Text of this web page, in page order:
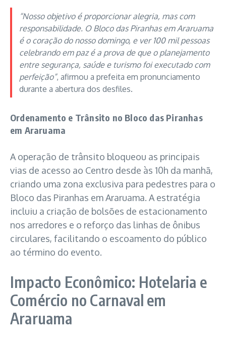
“Nosso objetivo é proporcionar alegria, mas com
responsabilidade. O Bloco das Piranhas em Araruama
é o coração do nosso domingo, e ver 100 mil pessoas
celebrando em paz é a prova de que o planejamento
entre segurança, saúde e turismo foi executado com
perfeição”, afirmou a prefeita em pronunciamento
durante a abertura dos desfiles.
Ordenamento e Trânsito no Bloco das Piranhas
em Araruama
A operação de trânsito bloqueou as principais
vias de acesso ao Centro desde às 10h da manhã,
criando uma zona exclusiva para pedestres para o
Bloco das Piranhas em Araruama. A estratégia
incluiu a criação de bolsões de estacionamento
nos arredores e o reforço das linhas de ônibus
circulares, facilitando o escoamento do público
ao término do evento.
Impacto Econômico: Hotelaria e
Comércio no Carnaval em
Araruama